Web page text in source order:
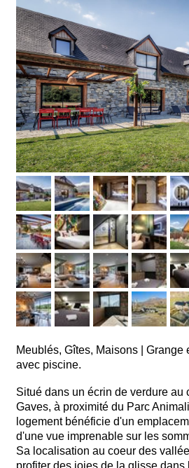
Meublés, Gîtes, Maisons
Grange
avec piscine.
Situé dans un écrin de verdure
Gaves, à proximité du Parc
logement bénéficie d'un
d'une vue imprenable sur les
Sa localisation au coeur des
profiter des joies de la glisse dans